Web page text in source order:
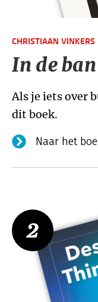
CHRISTIAAN VINKERS
In de
Als je iets over
dit boek.
Naar het
2